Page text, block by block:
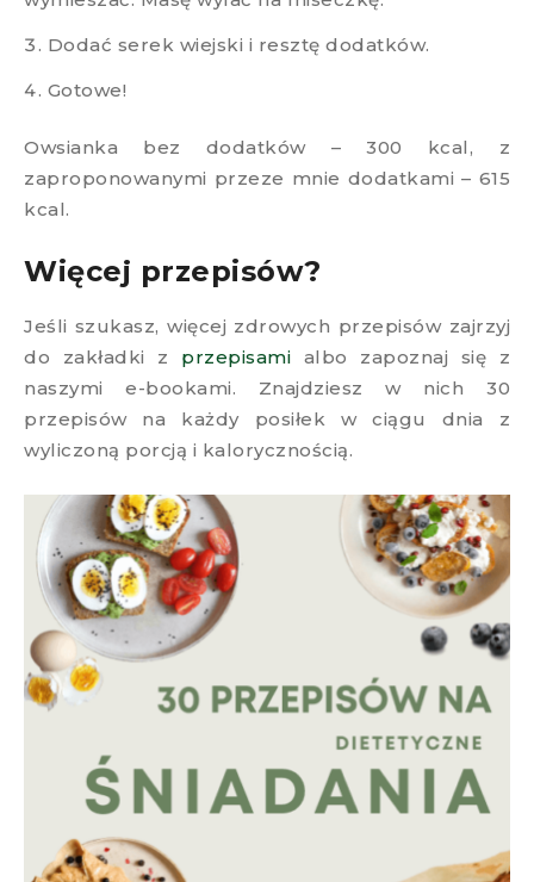
Dodać serek wiejski i resztę dodatków.
Gotowe!
Owsianka bez dodatków – 300 kcal, z
zaproponowanymi przeze mnie dodatkami – 615
kcal.
Więcej przepisów?
Jeśli szukasz, więcej zdrowych przepisów zajrzyj
do zakładki z przepisami albo zapoznaj się z
naszymi e-bookami. Znajdziesz w nich 30
przepisów na każdy posiłek w ciągu dnia z
wyliczoną porcją i kalorycznością.